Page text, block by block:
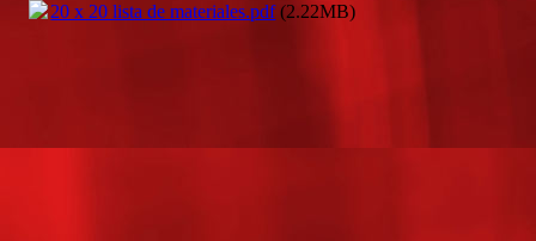
20 x 20 lista de materiales.pdf(2.22MB)